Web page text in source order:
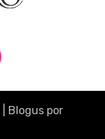
Blogus por